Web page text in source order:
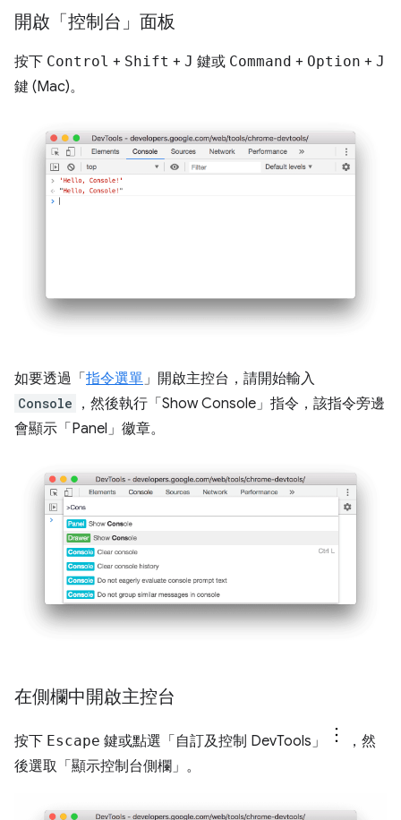
開啟「控制台」面板
按下 Control + Shift + J 鍵或 Command + Option + J
鍵 (Mac)。
如要透過「指令選單 」開啟主控台，請開始輸入
Console ，然後執行「Show Console」 指令，該指令旁邊
會顯示「Panel」 徽章。
在側欄中開啟主控台
按下 Escape 鍵或點選「自訂及控制 DevTools」
，然
後選取「顯示控制台側欄」 。